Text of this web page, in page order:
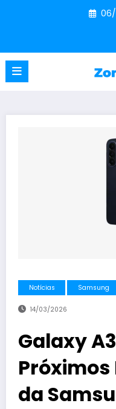
Notícias Samsung
14/03/2026
Galaxy
da